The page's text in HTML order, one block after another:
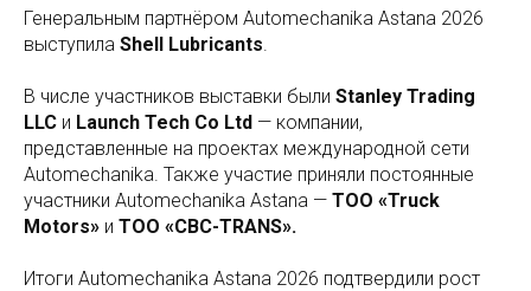
Генеральным партнёром Automechanika Astana 2026
выступила Shell Lubricants
В числе участников выставки были Stanley Trading
LLC и Launch Tech Co Ltd — компании,
представленные на проектах международной сети
Automechanika. Также участие приняли постоянные
участники Automechanika Astana — ТОО «Truck
Motors» и ТОО «CBC-TRANS».
Итоги Automechanika Astana 2026 подтвердили рост